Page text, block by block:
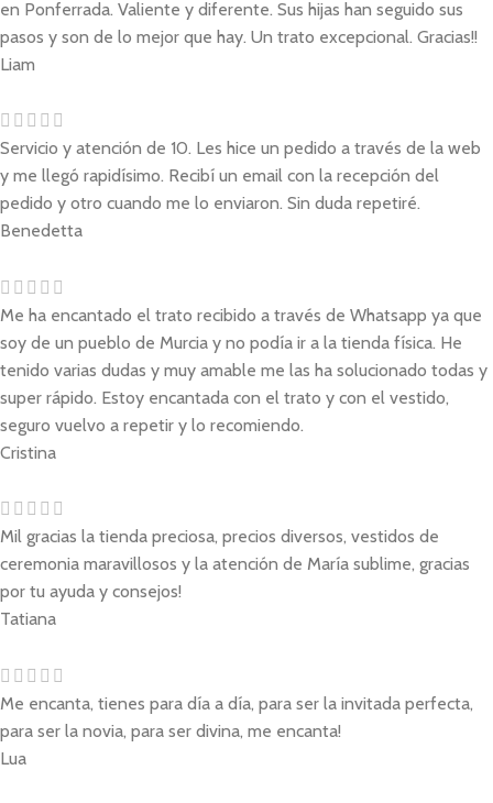
en Ponferrada. Valiente y diferente. Sus hijas han seguido sus
pasos y son de lo mejor que hay. Un trato excepcional. Gracias!!
Liam
Servicio y atención de 10. Les hice un pedido a través de la web
y me llegó rapidísimo. Recibí un email con la recepción del
pedido y otro cuando me lo enviaron. Sin duda repetiré.
Benedetta
Me ha encantado el trato recibido a través de Whatsapp ya que
soy de un pueblo de Murcia y no podía ir a la tienda física. He
tenido varias dudas y muy amable me las ha solucionado todas y
super rápido. Estoy encantada con el trato y con el vestido,
seguro vuelvo a repetir y lo recomiendo.
Cristina
Mil gracias la tienda preciosa, precios diversos, vestidos de
ceremonia maravillosos y la atención de María sublime, gracias
por tu ayuda y consejos!
Tatiana
Me encanta, tienes para día a día, para ser la invitada perfecta,
para ser la novia, para ser divina, me encanta!
Lua